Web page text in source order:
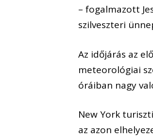
– fogalmazott
szilveszteri
Az időjárás az
meteorológiai
óráiban nagy
New York
az azon